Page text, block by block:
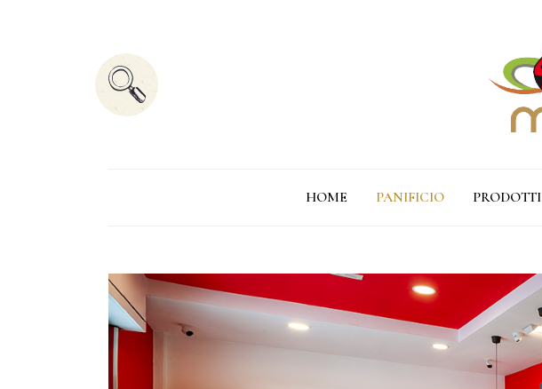
HOME PANIFICIO PRODOTTI